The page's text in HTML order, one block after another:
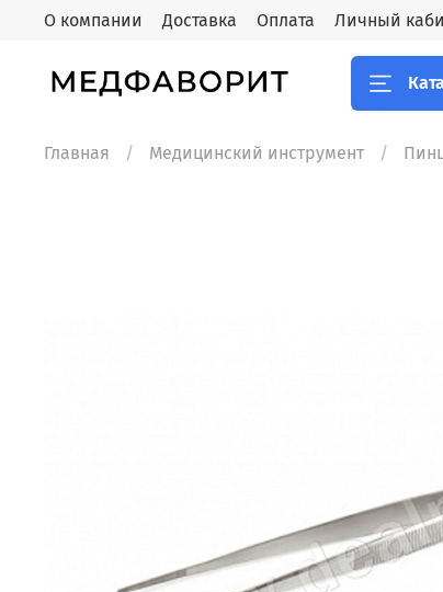
О компании Доставка Оплата Личный
Главная Медицинский инструмент